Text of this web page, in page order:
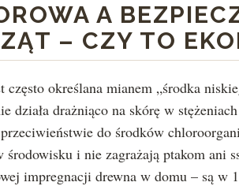
A
– CZY TO
często określana mianem „środka
działa drażniąco na skórę w
do środków
środowisku i nie zagrażają ptakom ani
impregnacji drewna w domu – są w